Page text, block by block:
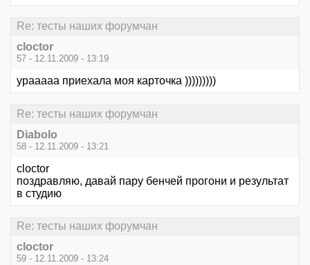
Re: тесты наших форумчан
cloctor
57 - 12.11.2009 - 13:19
урааааа приехала моя карточка )))))))))
Re: тесты наших форумчан
Diabolo
58 - 12.11.2009 - 13:21
cloctor
поздравляю, давай пару бенчей прогони и результат
в студию
Re: тесты наших форумчан
cloctor
59 - 12.11.2009 - 13:24